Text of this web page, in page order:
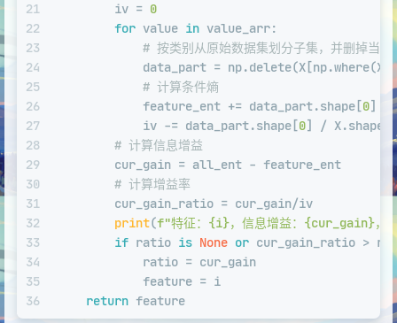
21
22
23
24
25
26
27
28
29
30
31
32
33
34
35
36
        iv =
0
for value in value_arr:
# 按类别从原始数据集划分子集，并删掉当前
data_part =
# 计算条件熵
            feature_ent += data_part.shape[
0] /
            iv -= data_part.shape[
0] / X.shape[
# 计算信息增益
        cur_gain = all_ent - feature_ent
# 计算增益率
        cur_gain_ratio = cur_gain/iv
print(f"特征： {i}，信息增益： {cur_gain}，
if ratio is None or cur_gain_ratio >
            ratio = cur_gain
            feature = i
return feature